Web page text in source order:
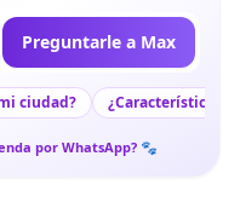
Preguntarle a Max
ciudad? ¿Características
por WhatsApp? 🐾